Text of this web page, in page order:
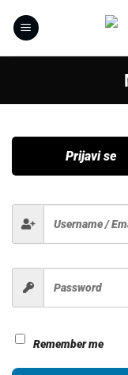
Prijavi se
Remember me